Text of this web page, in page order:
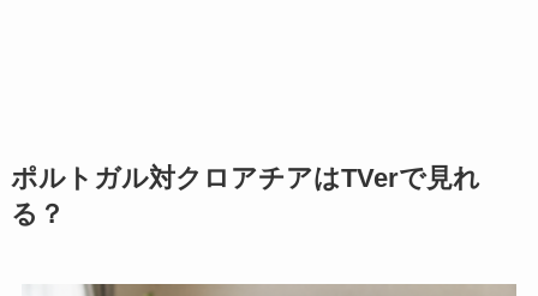
ポルトガル対クロアチアはTVerで見れ
る？